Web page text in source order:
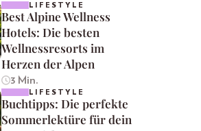
LIFESTYLE
Best Alpine Wellness
Hotels: Die besten
Wellnessresorts im
Herzen der Alpen
3 Min.
LIFESTYLE
Buchtipps: Die perfekte
Sommerlektüre für dein